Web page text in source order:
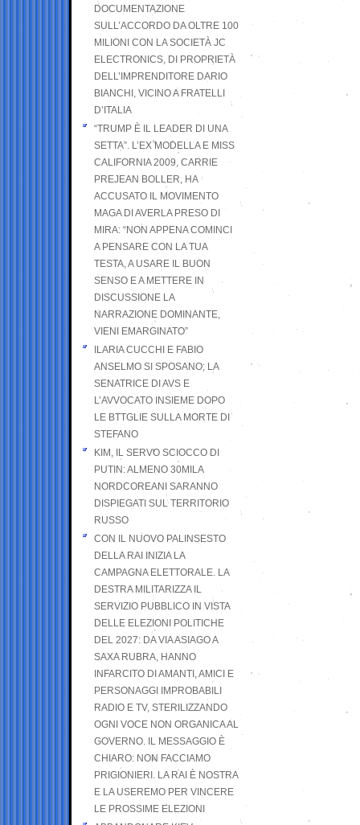
DOCUMENTAZIONE
SULL’ACCORDO DA OLTRE 100
MILIONI CON LA SOCIETÀ JC
ELECTRONICS, DI PROPRIETÀ
DELL’IMPRENDITORE DARIO
BIANCHI, VICINO A FRATELLI
D’ITALIA
“TRUMP È IL LEADER DI UNA
SETTA”. L’EX MODELLA E MISS
CALIFORNIA 2009, CARRIE
PREJEAN BOLLER, HA
ACCUSATO IL MOVIMENTO
MAGA DI AVERLA PRESO DI
MIRA: “NON APPENA COMINCI
A PENSARE CON LA TUA
TESTA, A USARE IL BUON
SENSO E A METTERE IN
DISCUSSIONE LA
NARRAZIONE DOMINANTE,
VIENI EMARGINATO”
ILARIA CUCCHI E FABIO
ANSELMO SI SPOSANO; LA
SENATRICE DI AVS E
L’AVVOCATO INSIEME DOPO
LE BTTGLIE SULLA MORTE DI
STEFANO
KIM, IL SERVO SCIOCCO DI
PUTIN: ALMENO 30MILA
NORDCOREANI SARANNO
DISPIEGATI SUL TERRITORIO
RUSSO
CON IL NUOVO PALINSESTO
DELLA RAI INIZIA LA
CAMPAGNA ELETTORALE. LA
DESTRA MILITARIZZA IL
SERVIZIO PUBBLICO IN VISTA
DELLE ELEZIONI POLITICHE
DEL 2027: DA VIA ASIAGO A
SAXA RUBRA, HANNO
INFARCITO DI AMANTI, AMICI E
PERSONAGGI IMPROBABILI
RADIO E TV, STERILIZZANDO
OGNI VOCE NON ORGANICA AL
GOVERNO. IL MESSAGGIO È
CHIARO: NON FACCIAMO
PRIGIONIERI. LA RAI È NOSTRA
E LA USEREMO PER VINCERE
LE PROSSIME ELEZIONI